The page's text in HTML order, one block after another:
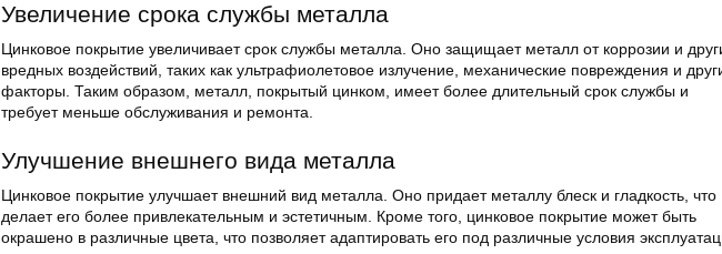
Увеличение срока службы металла
Цинковое покрытие увеличивает срок службы металла. Оно защищает металл от коррозии и
вредных воздействий, таких как ультрафиолетовое излучение, механические повреждения и
факторы. Таким образом, металл, покрытый цинком, имеет более длительный срок службы и
требует меньше обслуживания и ремонта.
Улучшение внешнего вида металла
Цинковое покрытие улучшает внешний вид металла. Оно придает металлу блеск и гладкость, что
делает его более привлекательным и эстетичным. Кроме того, цинковое покрытие может быть
окрашено в различные цвета, что позволяет адаптировать его под различные условия